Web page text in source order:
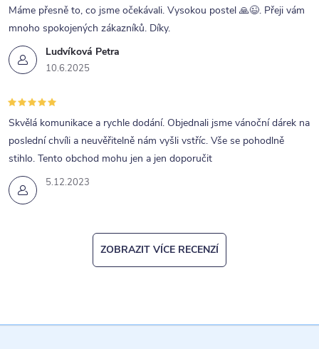
Ludvíková Petra
10.6.2025
Máme přesně to, co jsme očekávali. Vysokou postel 🙏😉. Přeji vám
mnoho spokojených zákazníků. Díky.
5.12.2023
Skvělá komunikace a rychle dodání. Objednali jsme vánoční dárek na
poslední chvíli a neuvěřitelně nám vyšli vstříc. Vše se pohodlně
stihlo. Tento obchod mohu jen a jen doporučit
ZOBRAZIT VÍCE RECENZÍ